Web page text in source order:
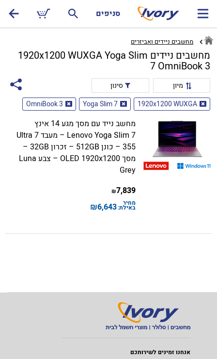
סניפים
מחשבים ניידים ואביזרים
מחשבים ניידים 1920x1200 WUXGA Yoga Slim
7 OmniBook 3
מיון
סינון
1920x1200 WUXGA
Yoga Slim 7
OmniBook 3
מחשב נייד עם מסך מגע 14 אינץ
Lenovo Yoga Slim 7 – מעבד Ultra 7
355 – כונן 512GB – זכרון 32GB –
מסך OLED 1920x1200 – צבע Luna
Grey
7,839
₪
מחיר
באילת:6,643
₪
אנחנו זמינים לשירותכם